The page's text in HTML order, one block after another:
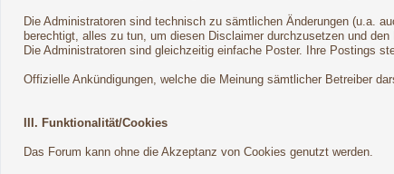
Die Administratoren sind technisch zu sämtlichen Änderungen (u.a.
berechtigt, alles zu tun, um diesen Disclaimer durchzusetzen und
Die Administratoren sind gleichzeitig einfache Poster. Ihre Postings
Offizielle Ankündigungen, welche die Meinung sämtlicher Betreiber
III. Funktionalität/Cookies
Das Forum kann ohne die Akzeptanz von Cookies genutzt werden.